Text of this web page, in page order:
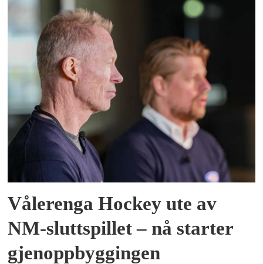
Vålerenga Hockey ute av
NM-sluttspillet – nå starter
gjenoppbyggingen